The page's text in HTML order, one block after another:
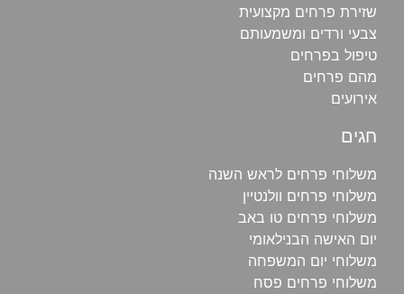
שזירת פרחים מקצועית
צבעי ורדים ומשמעותם
טיפול בפרחים
מהם פרחים
אירועים
חגים
משלוחי פרחים לראש השנה
משלוחי פרחים וולנטיין
משלוחי פרחים טו באב
יום האישה הבנילאומי
משלוחי יום המשפחה
משלוחי פרחים פסח